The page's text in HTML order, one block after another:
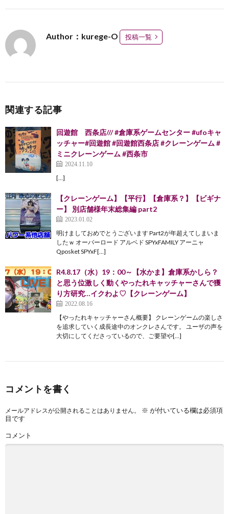
Author：kurege-O 投稿一覧
関連する記事
回遊館 西条店/// #倉庫系ゲームセンター #ufoキャ
ッチャー#回遊館 #回遊館西条店 #クレーンゲーム #
ミニクレーンゲーム #西条市
2024.11.10
[…]
【クレーンゲーム】【平行】【倉庫系？】【ビギナ
ー】 別店舗様年末総集編 part2
2023.01.02
明けましておめでとうございます Part2が年超えてしまいま
したｗ オーバーロード アルベド SPYxFAMILY アーニャ
Qposket SPYxF[…]
R4.8.17（水）19：00～【水かま】倉庫系かしら？
と思う位激しく動くやったれキャッチャーさんで獲
り方研究…イクわよ♡【クレーンゲーム】
2022.08.16
【やったれキャッチャーさん概要】 クレーンゲームの楽しさ
を追求していく成長途中のオンクレさんです。 ユーザの声を
大切にしてくださっているので、ご要望や[…]
コメントを書く
メールアドレスが公開されることはありません。 ※ が付いている欄は必須項
目です
コメント